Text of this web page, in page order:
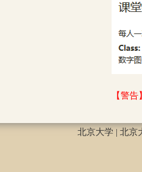
【警告】
北京大学 | 北京